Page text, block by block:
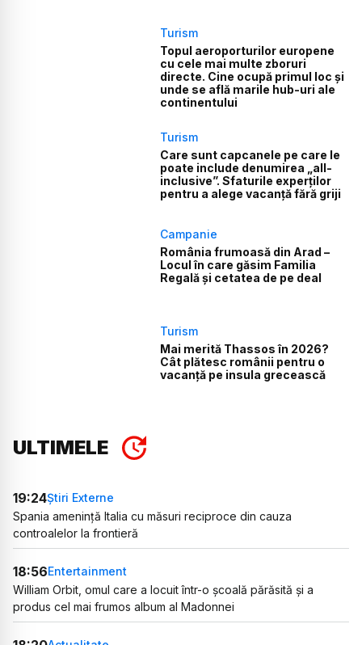
Turism
Topul aeroporturilor europene
cu cele mai multe zboruri
directe. Cine ocupă primul loc și
unde se află marile hub-uri ale
continentului
Turism
Care sunt capcanele pe care le
poate include denumirea „all-
inclusive”. Sfaturile experților
pentru a alege vacanță fără griji
Campanie
România frumoasă din Arad –
Locul în care găsim Familia
Regală și cetatea de pe deal
Turism
Mai merită Thassos în 2026?
Cât plătesc românii pentru o
vacanță pe insula grecească
ULTIMELE
19:24Știri Externe
Spania amenință Italia cu măsuri reciproce din cauza
controalelor la frontieră
18:56Entertainment
William Orbit, omul care a locuit într-o școală părăsită și a
produs cel mai frumos album al Madonnei